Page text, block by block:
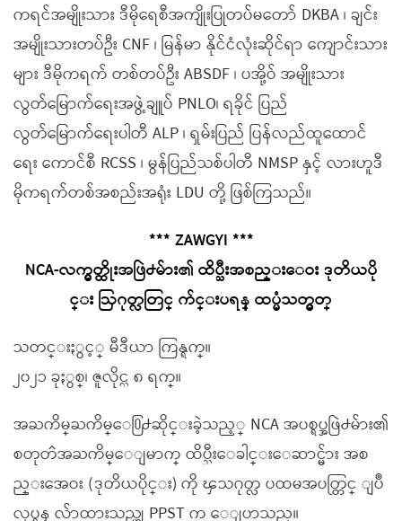
ကရင်အမျိုးသား ဒီမိုရေစီအကျိုးပြုတပ်မတော် DKBA ၊ ချင်း
အမျိုးသားတပ်ဦး CNF ၊ မြန်မာ နိုင်ငံလုံးဆိုင်ရာ ကျောင်းသား
များ ဒီမိုကရက် တစ်တပ်ဦး ABSDF ၊ ပအို့ဝ် အမျိုးသား
လွတ်မြောက်ရေးအဖွဲ့ချူပ် PNLO၊ ရခိုင် ပြည်
လွတ်မြောက်ရေးပါတီ ALP ၊ ရှမ်းပြည် ပြန်လည်ထူထောင်
ရေး ကောင်စီ RCSS ၊ မွန်ပြည်သစ်ပါတီ NMSP နှင့် လားဟူဒီ
မိုကရက်တစ်အစည်းအရုံး LDU တို့ ဖြစ်ကြသည်။
*** ZAWGYI ***
NCA-လက္မွတ္ထိုးအဖြဲ႕မ်ား၏ ထိပ္သီးအစည္းေဝး ဒုတိယပို
င္း ဩဂုတ္လတြင္ က်င္းပရန္ ထပ္မံသတ္မွတ္
သတင္းႏွင့္ မီဒီယာ ကြန္ရက္။
၂၀၂၁ ခုႏွစ္၊ ဇူလိုင္လ ၈ ရက္။
အႀကိမ္ႀကိမ္ေ႐ြ႕ဆိုင္းခဲ့သည့္ NCA အပစ္ရပ္အဖြဲ႕မ်ား၏
စတုတၳအႀကိမ္ေျမာက္ ထိပ္သီးေခါင္းေဆာင္မ်ား အစ
ည္းအေဝး (ဒုတိယပိုင္း) ကို ၾသဂုတ္လ ပထမအပတ္တြင္ ျပဳ
လုပ္ရန္ လ်ာထားသည္ဟု PPST က ေျပာသည္။